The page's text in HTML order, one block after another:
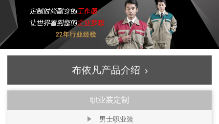
布依凡产品介绍
职业装定制
男士职业装